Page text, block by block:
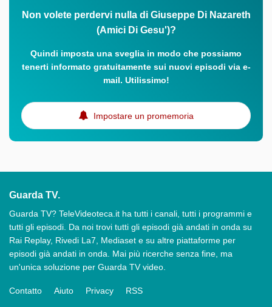
Non volete perdervi nulla di Giuseppe Di Nazareth
(Amici Di Gesu')?
Quindi imposta una sveglia in modo che possiamo
tenerti informato gratuitamente sui nuovi episodi via e-
mail. Utilissimo!
Impostare un promemoria
Guarda TV.
Guarda TV? TeleVideoteca.it ha tutti i canali, tutti i programmi e
tutti gli episodi. Da noi trovi tutti gli episodi già andati in onda su
Rai Replay, Rivedi La7, Mediaset e su altre piattaforme per
episodi già andati in onda. Mai più ricerche senza fine, ma
un'unica soluzione per Guarda TV video.
Contatto Aiuto Privacy RSS